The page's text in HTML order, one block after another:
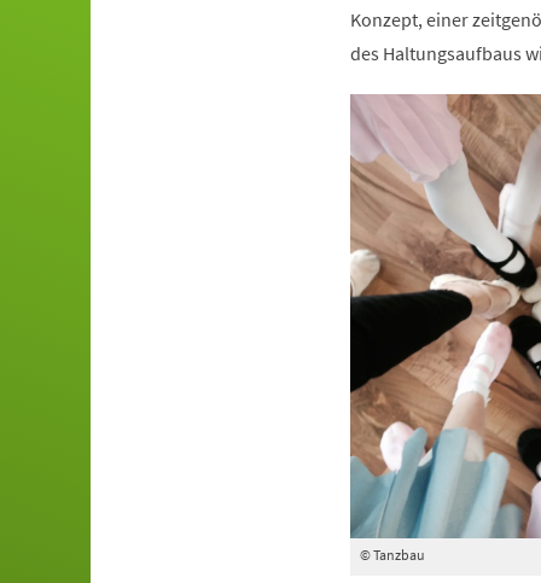
Konzept, einer
des Haltungsaufbaus
© Tanzbau